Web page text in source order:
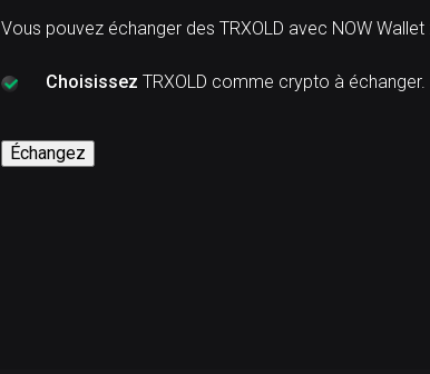
Vous pouvez échanger des TRXOLD avec NOW Wallet
Choisissez TRXOLD comme crypto à échanger.
Échangez